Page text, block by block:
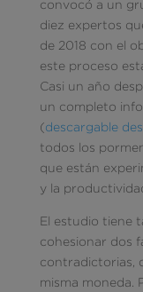
convocó a un
diez expertos
de 2018 con el
este proceso
Casi un año
un completo
(descargable
todos los
que están
y la
El estudio tiene
cohesionar dos
contradictorias,
misma moneda.